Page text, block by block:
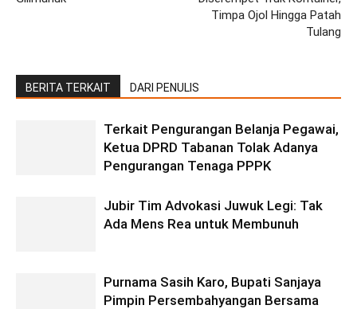
Timpa Ojol Hingga Patah
Tulang
BERITA TERKAIT DARI PENULIS
Terkait Pengurangan Belanja Pegawai,
Ketua DPRD Tabanan Tolak Adanya
Pengurangan Tenaga PPPK
Jubir Tim Advokasi Juwuk Legi: Tak
Ada Mens Rea untuk Membunuh
Purnama Sasih Karo, Bupati Sanjaya
Pimpin Persembahyangan Bersama